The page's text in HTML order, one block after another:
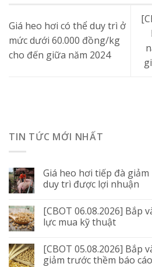
Giá heo hơi có thể duy trì ở
mức dưới 60.000 đồng/kg
cho đến giữa năm 2024
TIN TỨC MỚI NHẤT
Giá heo hơi tiếp đà
duy trì được lợi nhuận
[CBOT 06.08.2026] Bắp
lực mua kỹ thuật
[CBOT 05.08.2026] Bắp
giảm trước thềm báo